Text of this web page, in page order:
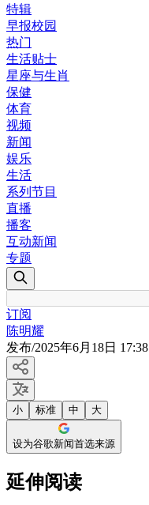
特辑
早报校园
热门
生活贴士
星座与生肖
保健
体育
视频
新闻
娱乐
生活
系列节目
直播
播客
互动新闻
专题
订阅
陈明耀
发布/2025年6月18日 17:38
小 标准 中 大
设为谷歌新闻首选来源
延伸阅读